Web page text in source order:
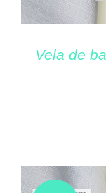
Vela de